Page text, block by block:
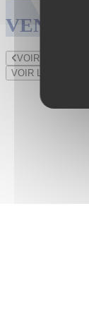
VOIR LE LOT
VOIR LE LOT